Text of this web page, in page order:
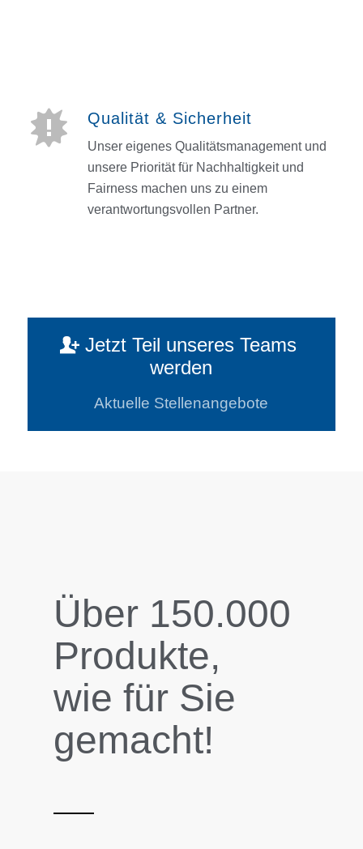
Qualität & Sicherheit
Unser eigenes Qualitätsmanagement und
unsere Priorität für Nachhaltigkeit und
Fairness machen uns zu einem
verantwortungsvollen Partner.
Jetzt Teil unseres Teams
werden
Aktuelle Stellenangebote
Über 150.000
Produkte,
wie für Sie
gemacht!